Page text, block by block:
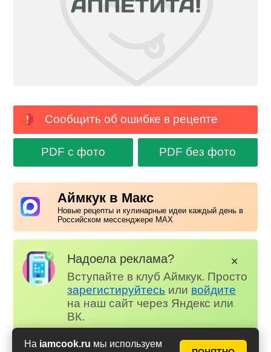
На iamcook.ru мы используем
Сообщить об ошибке в рецепте
PDF с фото PDF без фото
Аймкук в Макс
Новые рецепты и кулинарные идеи каждый день в
Российском мессенджере MAX
Надоела реклама?
Вступайте в клуб Аймкук. Просто
зарегистируйтесь или войдите
на наш сайт через Яндекс или
ВК.
✅ Почти нет рекламы
✕